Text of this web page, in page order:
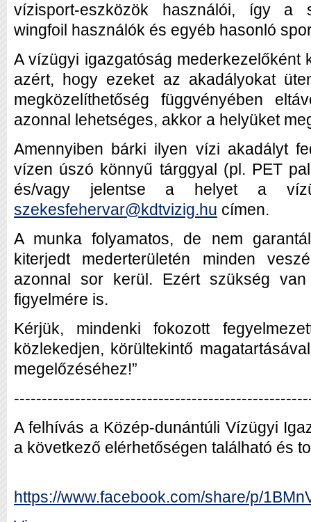
vízisport-eszközök használói, így a
wingfoil használók és egyéb hasonló
A vízügyi igazgatóság mederkezelőként
azért, hogy ezeket az akadályokat
megközelíthetőség függvényében
azonnal lehetséges, akkor a helyüket
Amennyiben bárki ilyen vízi akadályt
vízen úszó könnyű tárggyal (pl. PET
és/vagy jelentse a helyet a
szekesfehervar@kdtvizig.hu címen.
A munka folyamatos, de nem
kiterjedt mederterületén minden
azonnal sor kerül. Ezért szükség
figyelmére is.
Kérjük, mindenki fokozott
közlekedjen, körültekintő
megelőzéséhez!”
A felhívás a Közép-dunántúli Vízügyi
a következő elérhetőségen található és
https://www.facebook.com/share/p/